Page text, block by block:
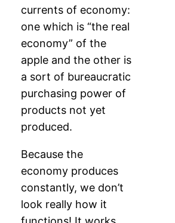
currents of economy:
one which is “the real
economy” of the
apple and the other is
a sort of bureaucratic
purchasing power of
products not yet
produced.
Because the
economy produces
constantly, we don’t
look really how it